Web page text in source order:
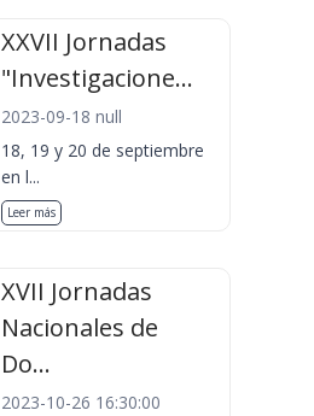
XXVII Jornadas
"Investigacione...
2023-09-18 null
18, 19 y 20 de septiembre
en l...
Leer más
XVII Jornadas
Nacionales de
Do...
2023-10-26 16:30:00